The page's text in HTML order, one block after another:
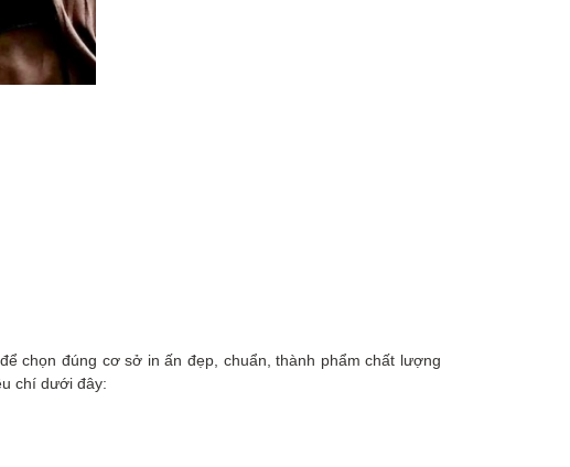
chọn đúng cơ sở in ấn đẹp, chuẩn, thành phẩm chất lượng
chí dưới đây: